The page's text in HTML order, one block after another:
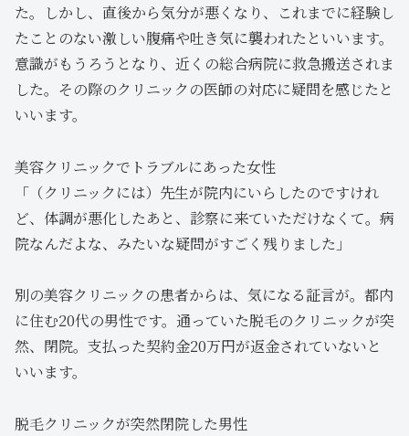
た。しかし、直後から気分が悪くなり、これまでに経験し
たことのない激しい腹痛や吐き気に襲われたといいます。
意識がもうろうとなり、近くの総合病院に救急搬送されま
した。その際のクリニックの医師の対応に疑問を感じたと
いいます。
美容クリニックでトラブルにあった女性
「（クリニックには）先生が院内にいらしたのですけれ
ど、体調が悪化したあと、診察に来ていただけなくて。病
院なんだよな、みたいな疑問がすごく残りました」
別の美容クリニックの患者からは、気になる証言が。都内
に住む20代の男性です。通っていた脱毛のクリニックが突
然、閉院。支払った契約金20万円が返金されていないと
いいます。
脱毛クリニックが突然閉院した男性